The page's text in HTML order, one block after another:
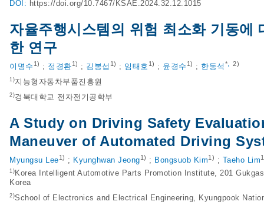
DOI: https://doi.org/10.7467/KSAE.2024.32.12.1015
자율주행시스템의 위험 최소화 기동에
한 연구
이명수 1) ; 정경환1) ; 김봉섭 1) ; 임태호 1) ; 윤경수 1) ; 한동석 *, 2)
1)지능형자동차부품진흥원
2)경북대학교 전자전기공학부
A Study on Driving Safety
Maneuver of Automated Driving
Myungsu Lee1) ; Kyunghwan Jeong1) ; Bongsuob Kim1) ; Taeho Lim
1) Korea Intelligent Automotive Parts Promotion Institute, 201
Korea
2)School of Electronics and Electrical Engineering, Kyungpook